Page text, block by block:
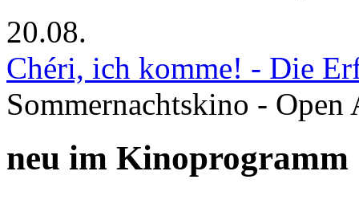
20.08.
Chéri, ich komme! - Die
Sommernachtskino - Open
neu im Kinoprogramm